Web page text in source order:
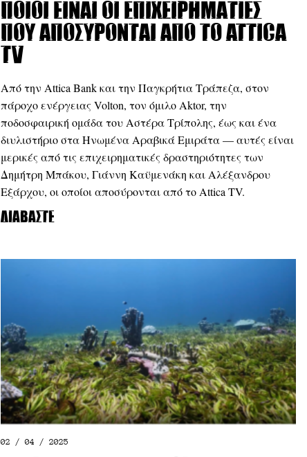
Ποιοι είναι οι επιχειρηματίες
που αποσύρονται από το Attica
TV
Από την Attica Bank και την Παγκρήτια Τράπεζα, στον
πάροχο ενέργειας Volton, τον όμιλο Aktor, την
ποδοσφαιρική ομάδα του Αστέρα Τρίπολης, έως και ένα
διυλιστήριο στα Ηνωμένα Αραβικά Εμιράτα — αυτές είναι
μερικές από τις επιχειρηματικές δραστηριότητες των
Δημήτρη Μπάκου, Γιάννη Καϋμενάκη και Αλέξανδρου
Εξάρχου, οι οποίοι αποσύρονται από το Attica TV.
Διαβάστε
02 / 04 / 2025